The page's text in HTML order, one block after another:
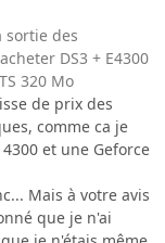
sortie des
DS3 + E4300
320 Mo
de prix des
comme ca je
et une Geforce
Mais à votre avis
que je n'ai